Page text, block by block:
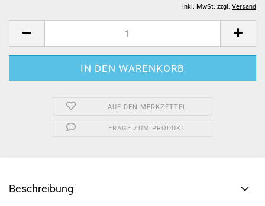
inkl. MwSt. zzgl. Versand
AUF DEN MERKZETTEL
FRAGE ZUM PRODUKT
Beschreibung